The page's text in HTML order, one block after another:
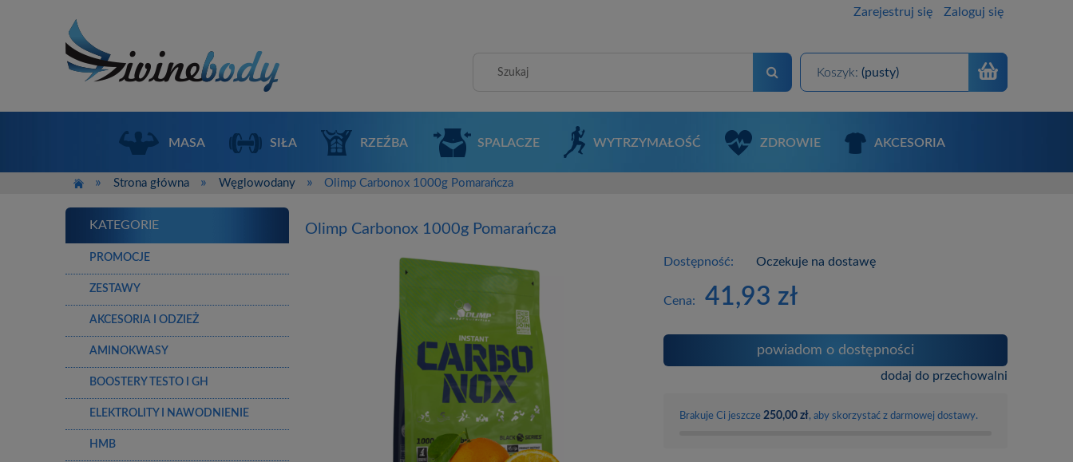
Zarejestruj się Zaloguj się
Koszyk: (pusty)
MASA SIŁA RZEŹBA SPALACZE WYTRZYMAŁOŚĆ ZDROWIE AKCESORIA
» Strona główna » Węglowodany » Olimp Carbonox 1000g Pomarańcza
KATEGORIE
PROMOCJE
ZESTAWY
AKCESORIA I ODZIEŻ
AMINOKWASY
BOOSTERY TESTO I GH
ELEKTROLITY I NAWODNIENIE
HMB
Olimp Carbonox 1000g Pomarańcza
Dostępność: Oczekuje na dostawę
Cena: 41,93 zł
powiadom o dostępności
dodaj do przechowalni
Brakuje Ci jeszcze 250,00 zł, aby skorzystać z darmowej dostawy.